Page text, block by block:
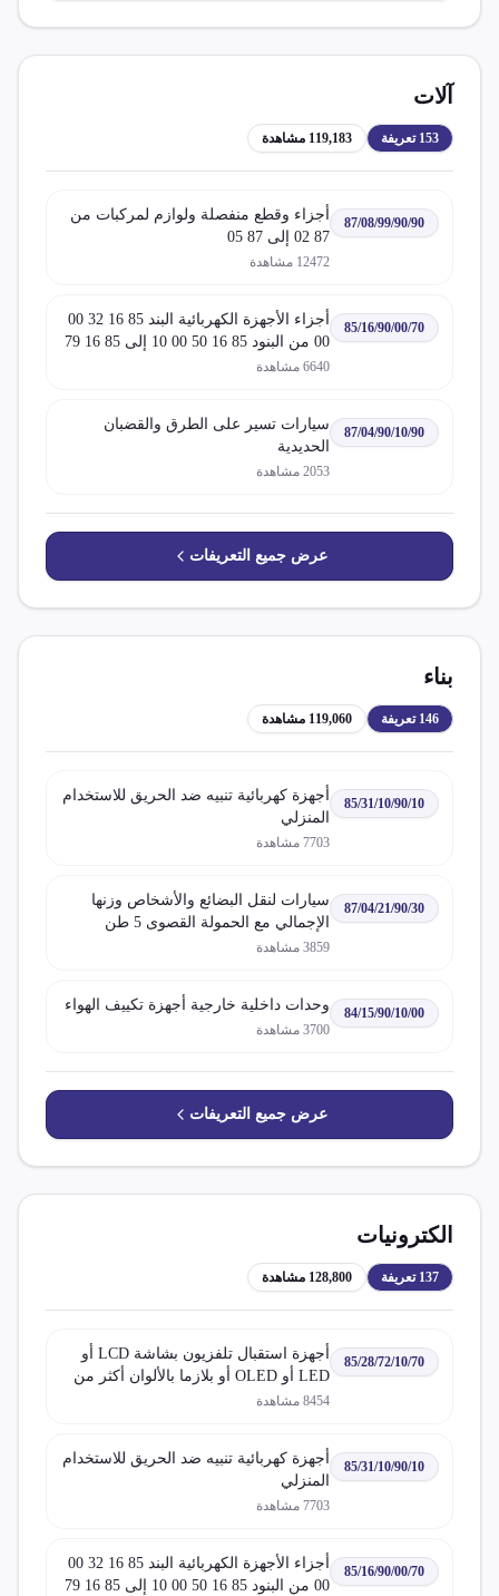
آلات
153 تعريفة 119,183 مشاهدة
87/08/99/90/90
أجزاء وقطع منفصلة ولوازم لمركبات من
87 02 إلى 87 05
12472 مشاهدة
85/16/90/00/70
أجزاء الأجهزة الكهربائية البند 85 16 32 00
00 من البنود 85 16 50 00 10 إلى 85 16 79
00 50
6640 مشاهدة
87/04/90/10/90
سيارات تسير على الطرق والقضبان
الحديدية
2053 مشاهدة
عرض جميع التعريفات
بناء
146 تعريفة 119,060 مشاهدة
85/31/10/90/10
أجهزة كهربائية تنبيه ضد الحريق للاستخدام
المنزلي
7703 مشاهدة
87/04/21/90/30
سيارات لنقل البضائع والأشخاص وزنها
الإجمالي مع الحمولة القصوى 5 طن
مجهزة بمحرك احتراق داخلي مكابس
3859 مشاهدة
84/15/90/10/00 وحدات داخلية خارجية أجهزة تكييف الهواء
3700 مشاهدة
عرض جميع التعريفات
الكترونيات
137 تعريفة 128,800 مشاهدة
85/28/72/10/70
أجهزة استقبال تلفزيون بشاشة LCD أو
LED أو OLED أو بلازما بالألوان أكثر من
32 بوصة مع أجهزة استقبال راديو أو8454 مشاهدة
85/31/10/90/10
أجهزة كهربائية تنبيه ضد الحريق للاستخدام
المنزلي
7703 مشاهدة
85/16/90/00/70
أجزاء الأجهزة الكهربائية البند 85 16 32 00
00 من البنود 85 16 50 00 10 إلى 85 16 79